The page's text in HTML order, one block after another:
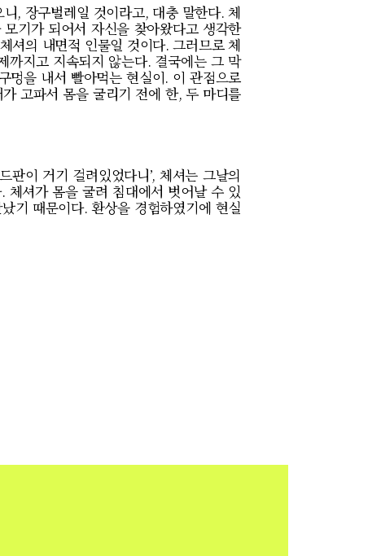
, 장구벌레일 것이라고, 대충 말한다.체
기가 되어서 자신을 찾아왔다고 생각한
셔의 내면적 인물일 것이다.그러므로 체
까지고 지속되지 않는다. 결국에는 그 막
멍을 내서 빨아먹는 현실이. 이 관점으로
고파서 몸을 굴리기 전에 한, 두 마디를
판이 거기 걸려있었다니’, 체셔는 그날의
. 체셔가 몸을 굴려 침대에서 벗어날 수 있
기 때문이다.환상을 경험하였기에 현실